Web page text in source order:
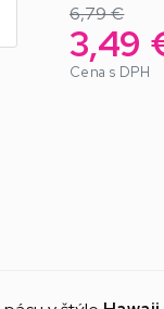
6,79 €
3,49
Cena s DPH